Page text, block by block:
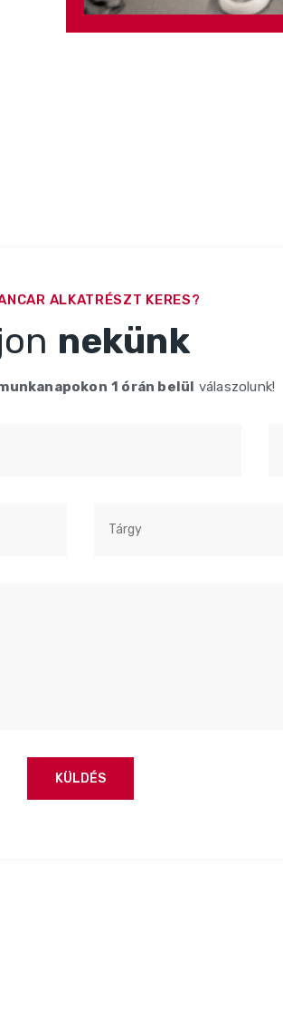
ALKATRÉSZT KERES?
nekünk
1 órán belül válaszolunk!